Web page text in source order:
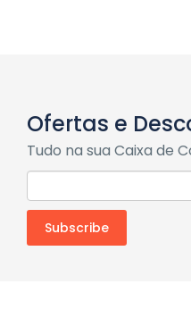
Ofertas e
Tudo na sua Caixa de